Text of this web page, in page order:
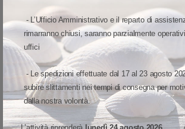
- L’Ufficio Amministrativo e il reparto di
rimarranno chiusi, saranno parzialmente
uffici
- Le spedizioni effettuate dal 17 al 23 agosto
subire slittamenti nei tempi di consegna per
dalla nostra volontà.
L'evoluzione del successo della serie
Le stampanti serie GX di Zebra sono note per la
prestazioni. Quando sceglierete la vostra
contare sul fatto che la ZD621 di ultima
quello che avete sempre apprezzato in quelle
raccoglie il testimone offrendo funzionalità best-
nuova epoca di intelligenza integrata e